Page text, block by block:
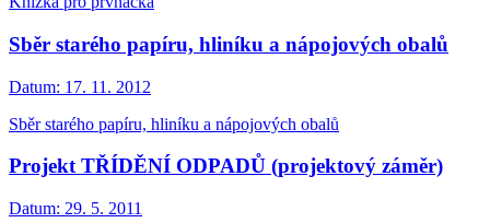
Sběr starého papíru, hliníku a nápojových obalů
Datum: 17. 11. 2012
Sběr starého papíru, hliníku a nápojových obalů
Projekt TŘÍDĚNÍ ODPADŮ (projektový záměr)
Datum: 29. 5. 2011